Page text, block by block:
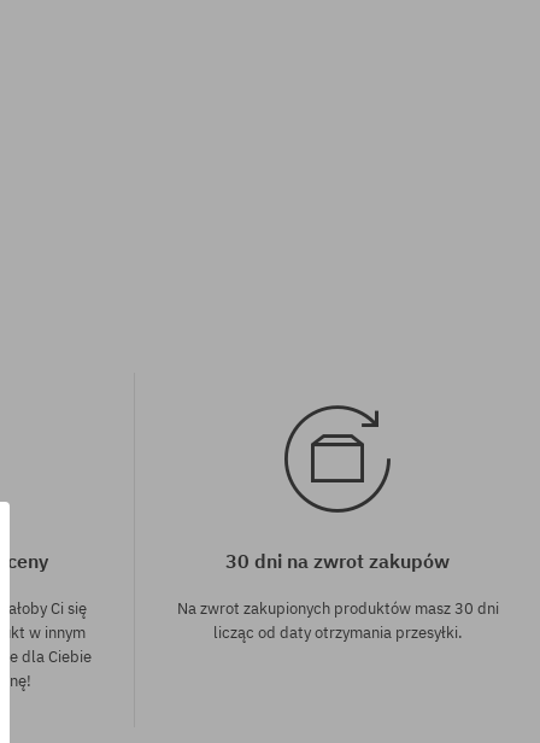
ceny
Ci się
w innym
dla Ciebie
30 dni na zwrot zakupów
Na zwrot zakupionych produktów masz 30 dni
licząc od daty otrzymania przesyłki.